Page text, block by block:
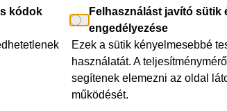
kódok
Felhasználást javító sütik
engedélyezése
Ezek a sütik kényelmesebbé
használatát. A
segítenek elemezni az oldal
működését.